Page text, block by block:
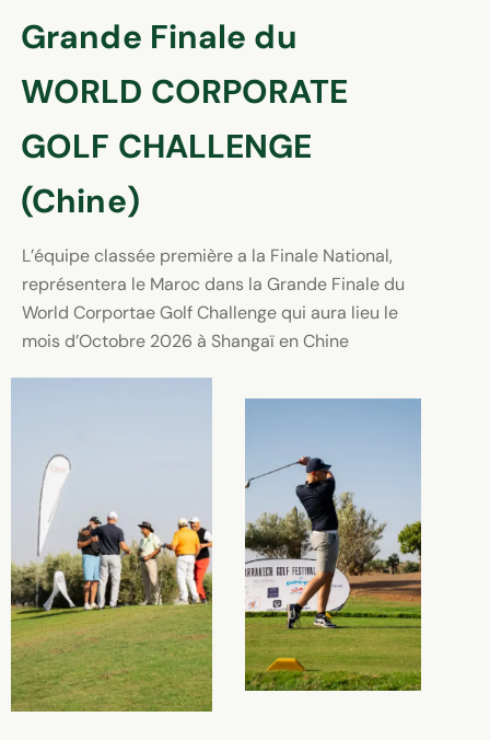
Grande Finale du
WORLD CORPORATE
GOLF CHALLENGE
(Chine)
L’équipe classée première a la Finale National,
représentera le Maroc dans la Grande Finale du
World Corportae Golf Challenge qui aura lieu le
mois d’Octobre 2026 à Shangaï en Chine